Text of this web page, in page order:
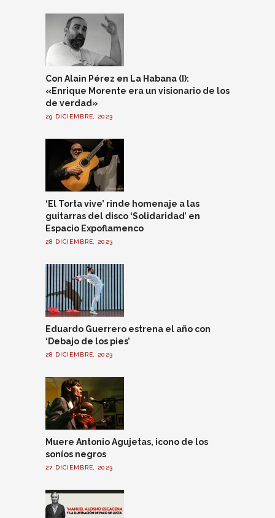
Con Alain Pérez en La Habana (I):
«Enrique Morente era un visionario de los
de verdad»
29 DICIEMBRE, 2023
‘El Torta vive’ rinde homenaje a las
guitarras del disco ‘Solidaridad’ en
Espacio Expoflamenco
28 DICIEMBRE, 2023
Eduardo Guerrero estrena el año con
‘Debajo de los pies’
28 DICIEMBRE, 2023
Muere Antonio Agujetas, icono de los
soníos negros
27 DICIEMBRE, 2023